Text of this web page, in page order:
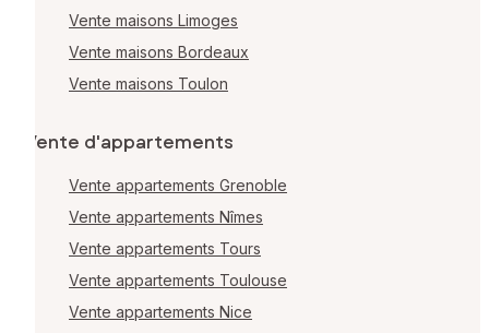
Vente maisons Limoges
Vente maisons Bordeaux
Vente maisons Toulon
Vente d'appartements
Vente appartements Grenoble
Vente appartements Nîmes
Vente appartements Tours
Vente appartements Toulouse
Vente appartements Nice